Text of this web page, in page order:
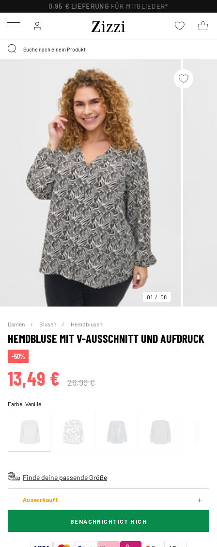
0,95 € LIEFERUNG FÜR MITGLIEDER*
Menu
01 08
Damen Blusen Hemdblusen
HEMDBLUSE MIT V-AUSSCHNITT UND AUFDRUCK
-50%
13,49 € 26,99 €
Farbe:Vanille
Finde deine passende Größe
Ausverkauft
BENACHRICHTIGT MICH